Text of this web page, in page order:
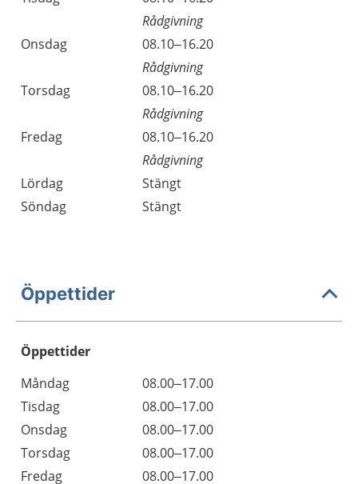
Rådgivning
Onsdag
08.10–16.20
Rådgivning
Torsdag
08.10–16.20
Rådgivning
Fredag
08.10–16.20
Rådgivning
Lördag
Stängt
Söndag
Stängt
Öppettider
Öppettider
Dag
Öppettider
Kommentarer
Måndag
08.00–17.00
Tisdag
08.00–17.00
Onsdag
08.00–17.00
Torsdag
08.00–17.00
Fredag
08.00–17.00